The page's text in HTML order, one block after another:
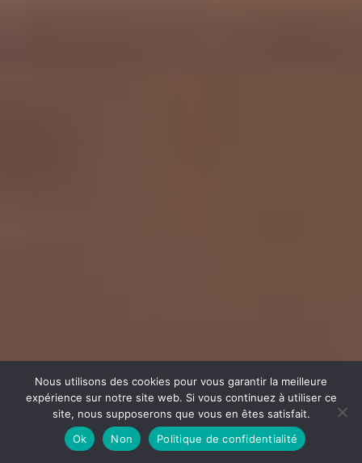
0
Nous utilisons des cookies pour vous garantir la meilleure
expérience sur notre site web. Si vous continuez à utiliser ce
site, nous supposerons que vous en êtes satisfait.
Ok
Non Politique de confidentialité